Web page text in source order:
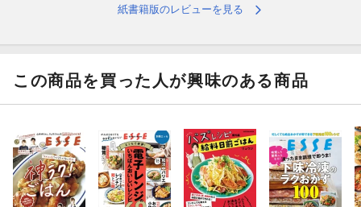
き食堂・まりえさんのレンチンつくりおき・井上かなえさんのレ
ンチン糖質オフおかず
紙書籍版のレビューを見る
この商品を買った人が興味のある商品